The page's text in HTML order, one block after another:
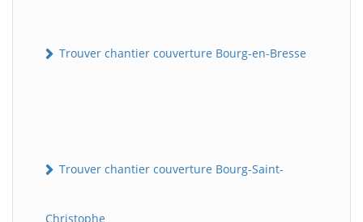
Trouver chantier couverture Bourg-en-Bresse
Trouver chantier couverture Bourg-Saint-
Christophe